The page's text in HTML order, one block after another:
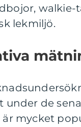
walkie-
lekmiljö.
under de
mycket